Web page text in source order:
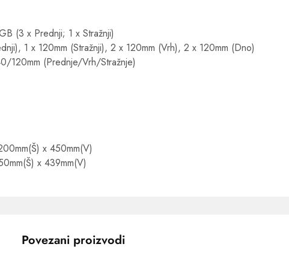
(3 x Prednji; 1 x Stražnji)
1 x 120mm (Stražnji), 2 x 120mm (Vrh), 2 x 120mm (Dno)
120mm (Prednje/Vrh/Stražnje)
x 450mm(V)
x 439mm(V)
Povezani proizvodi